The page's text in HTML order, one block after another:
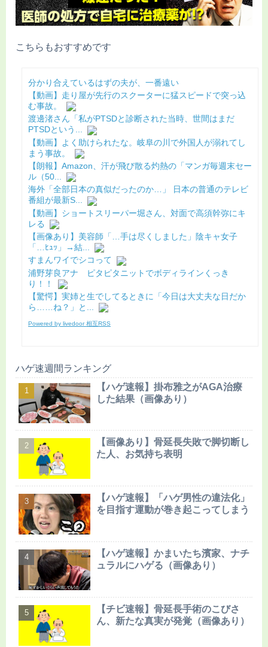
こちらもおすすめです
分かり合えているはずの夫が、一番遠い
【動画】走り屋が先行のスクーターに猛スピードで突っ込
む事故。
渡邊渚さん「私がPTSDと診断された当時、世間はまだ
PTSDという...
【動画】よく助けられたな。岐阜の川で外国人が溺れてし
まう事故。
【朗報】Amazon、汗が飛び散る灼熱の「マンガ毎週末セー
ル（50...
海外「全部日本の真似だったのか…」 日本の普通のテレビ
番組が最新S...
【動画】ショートスリーパー堀さん、対面で高須幹弥にキ
レる
【画像あり】美容師「…手は尽くしました」陰キャ女子
「…ﾋｭｯ」→結...
すまんワイでシコって
浦野芽良アナ ピタピタニットでボディラインくっき
り！！
【驚愕】実姉と生でしてるときに「今日は大丈夫な日だか
ら……ね？」と...
Powered by livedoor 相互RSS
ハゲ速週間ランキング
【ハゲ速報】掛布雅之がAGA治療
した結果（画像あり）
【画像あり】骨延長失敗で脚切断し
た人、お気持ち表明
【ハゲ速報】「ハゲ男性の違法化」
を目指す運動が巻き起こってしまう
【ハゲ速報】かまいたち濱家、ナチ
ュラルにハゲる（画像あり）
【チビ速報】骨延長手術のこびさ
ん、新たな真実が発覚（画像あり）